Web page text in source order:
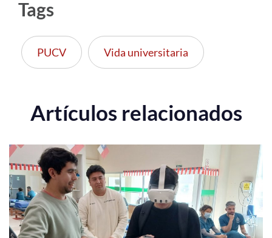
Tags
PUCV Vida universitaria
Artículos relacionados